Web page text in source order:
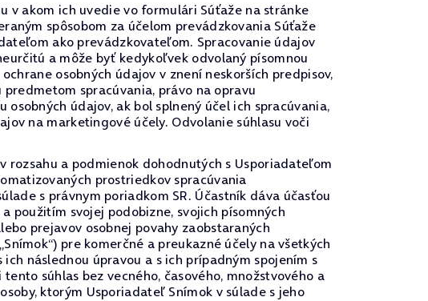
v akom ich uvedie vo formulári Súťaže na stránke
spôsobom za účelom prevádzkovania Súťaže
ako prevádzkovateľom. Spracovanie údajov
a môže byť kedykoľvek odvolaný písomnou
osobných údajov v znení neskorších predpisov,
spracúvania, právo na opravu
údajov, ak bol splnený účel ich spracúvania,
na marketingové účely. Odvolanie súhlasu voči
rozsahu a podmienok dohodnutých s Usporiadateľom
prostriedkov spracúvania
s právnym poriadkom SR. Účastník dáva účasťou
použitím svojej podobizne, svojich písomných
prejavov osobnej povahy zaobstaraných
pre komerčné a preukazné účely na všetkých
následnou úpravou a s ich prípadným spojením s
súhlas bez vecného, časového, množstvového a
ktorým Usporiadateľ Snímok v súlade s jeho